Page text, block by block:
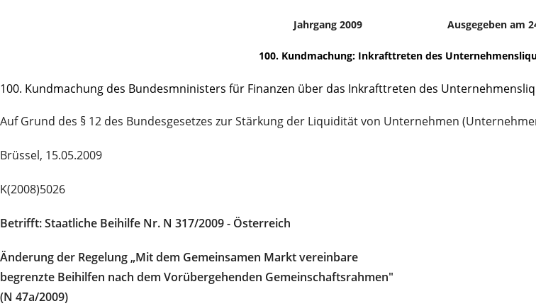
Jahrgang 2009 Ausgegeben am
100. Kundmachung: Inkrafttreten des
100. Kundmachung des Bundesmninisters für Finanzen über das Inkrafttreten des
Auf Grund des § 12 des Bundesgesetzes zur Stärkung der Liquidität von Unternehmen
Brüssel, 15.05.2009
K(2008)5026
Betrifft: Staatliche Beihilfe Nr. N 317/2009 - Österreich
Änderung der Regelung „Mit dem Gemeinsamen Markt vereinbare
begrenzte Beihilfen nach dem Vorübergehenden Gemeinschafts­rahmen"
(N 47a/2009)